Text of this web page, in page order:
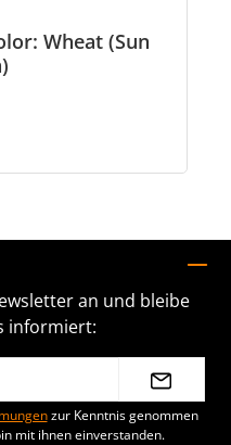
Wheat (Sun
an und bleibe
informiert:
zur Kenntnis genommen
mit ihnen einverstanden.